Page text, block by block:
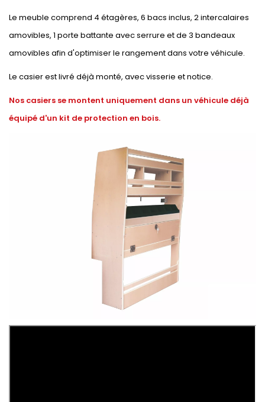
Le meuble comprend 4 étagères, 6 bacs inclus, 2 intercalaires
amovibles, 1 porte battante avec serrure et de 3 bandeaux
amovibles afin d'optimiser le rangement dans votre véhicule.
Le casier est livré déjà monté, avec visserie et notice.
Nos casiers se montent uniquement dans un véhicule déjà
équipé d'un kit de protection en bois.